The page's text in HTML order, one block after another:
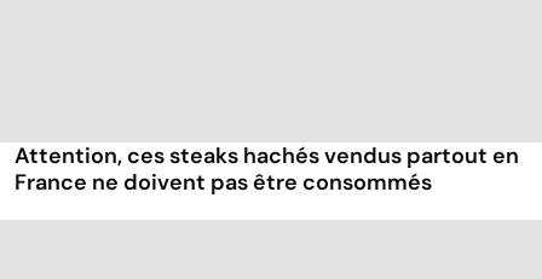
Attention, ces steaks hachés vendus partout en
France ne doivent pas être consommés